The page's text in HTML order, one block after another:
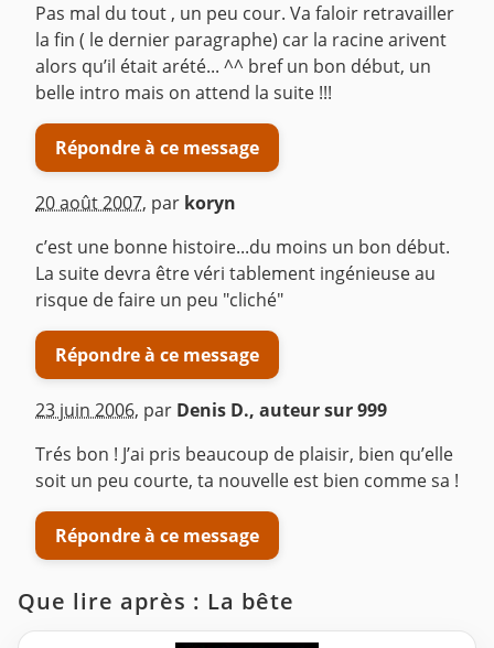
Pas mal du tout , un peu cour. Va faloir retravailler
la fin ( le dernier paragraphe) car la racine arivent
alors qu’il était arété... ^^ bref un bon début, un
belle intro mais on attend la suite !!!
Répondre à ce message
20 août 2007, par koryn
c’est une bonne histoire...du moins un bon début.
La suite devra être véri tablement ingénieuse au
risque de faire un peu "cliché"
Répondre à ce message
23 juin 2006, par Denis D., auteur sur 999
Trés bon ! J’ai pris beaucoup de plaisir, bien qu’elle
soit un peu courte, ta nouvelle est bien comme sa !
Répondre à ce message
Que lire après : La bête